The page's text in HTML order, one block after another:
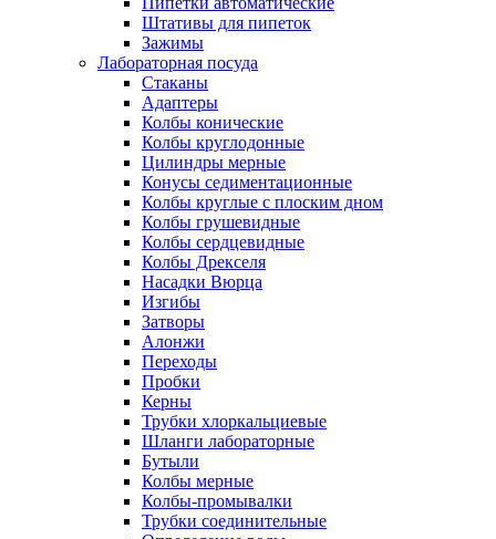
Штативы для пипеток
Зажимы
Лабораторная посуда
Стаканы
Адаптеры
Колбы конические
Колбы круглодонные
Цилиндры мерные
Конусы седиментационные
Колбы круглые с плоским дном
Колбы грушевидные
Колбы сердцевидные
Колбы Дрекселя
Насадки Вюрца
Изгибы
Затворы
Алонжи
Переходы
Пробки
Керны
Трубки хлоркальциевые
Шланги лабораторные
Бутыли
Колбы мерные
Колбы-промывалки
Трубки соединительные